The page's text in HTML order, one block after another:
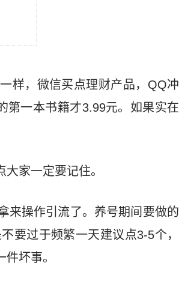
样，微信买点理财产品，QQ冲
第一本书籍才3.99元。如果实在
家一定要记住。
来操作引流了。养号期间要做的
要过于频繁一天建议点3-5个，
坏事。